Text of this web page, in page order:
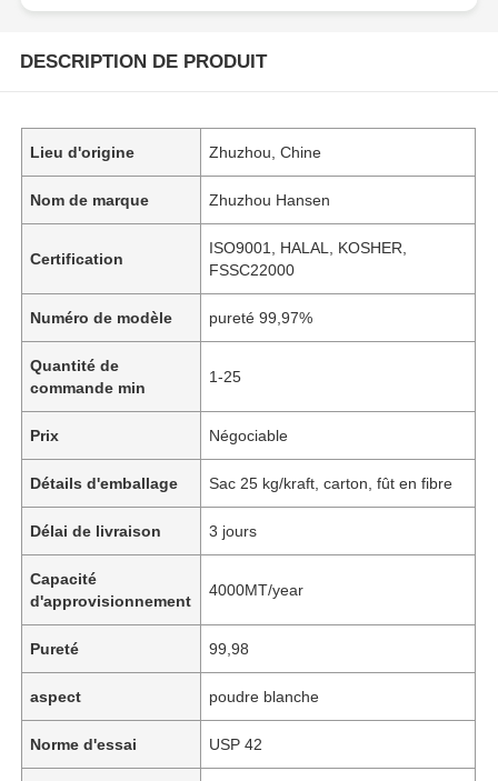
DESCRIPTION DE PRODUIT
Lieu d'origine Zhuzhou, Chine
Nom de marque Zhuzhou Hansen
Certification
ISO9001, HALAL, KOSHER,
FSSC22000
Numéro de modèle pureté 99,97%
Quantité de
commande min
1-25
Prix Négociable
Détails d'emballage Sac 25 kg/kraft, carton, fût en fibre
Délai de livraison 3 jours
Capacité
d'approvisionnement
4000MT/year
Pureté 99,98
aspect poudre blanche
Norme d'essai USP 42